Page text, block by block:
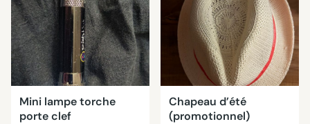
Mini lampe torche
porte clef
Chapeau d’été
(promotionnel)